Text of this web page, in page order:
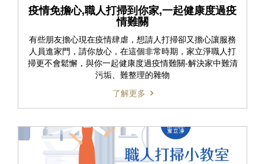
疫情免擔心,職人打掃到你家,一起健康度過疫
情難關
有些朋友擔心現在疫情肆虐，想請人打掃卻又擔心讓服務
人員進家門，請你放心，在這個非常時期，家立淨職人打
掃更不會鬆懈，與你一起健康度過疫情難關-解決家中難清
污垢、難整理的雜物 ​ ​
了解更多